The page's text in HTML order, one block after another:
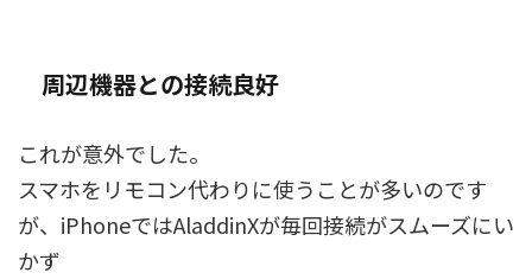
周辺機器との接続良好
これが意外でした。
スマホをリモコン代わりに使うことが多いのです
が、iPhoneではAladdinXが毎回接続がスムーズにい
かず